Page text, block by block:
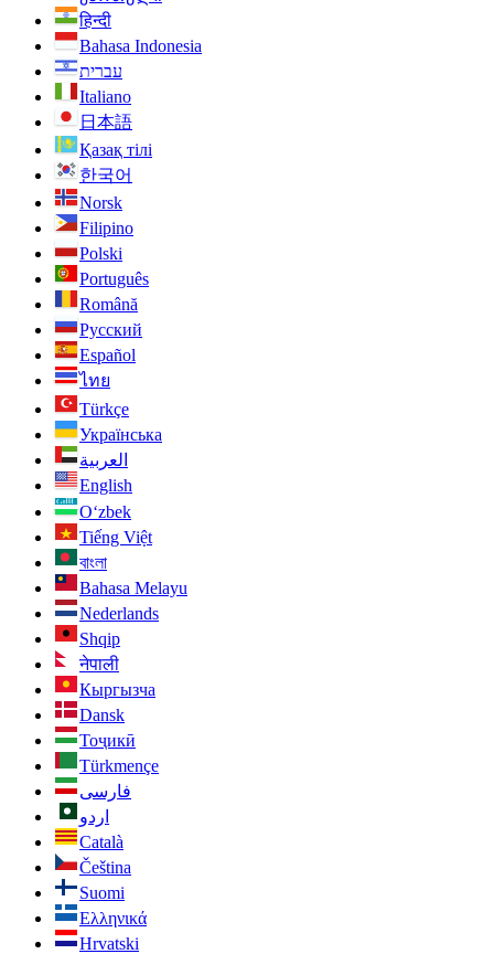
हिन्दी
Bahasa Indonesia
עברית
Italiano
日本語
Қазақ тілі
한국어
Norsk
Filipino
Polski
Português
Română
Русский
Español
ไทย
Türkçe
Українська
العربية
English
O‘zbek
Tiếng Việt
বাংলা
Bahasa Melayu
Nederlands
Shqip
नेपाली
Кыргызча
Dansk
Тоҷикӣ
Türkmençe
فارسی
اردو
Català
Čeština
Suomi
Ελληνικά
Hrvatski